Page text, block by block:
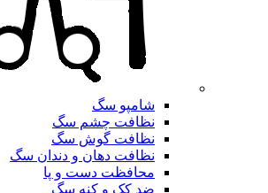
شامپو سگ
نظافت چشم سگ
نظافت گوش سگ
نظافت دهان و دندان سگ
محافظت دست و پا
ضد کک و کنه سگ